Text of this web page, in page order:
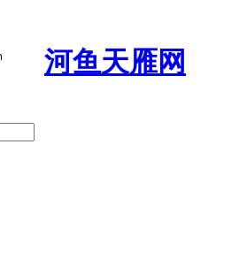
河鱼天雁网